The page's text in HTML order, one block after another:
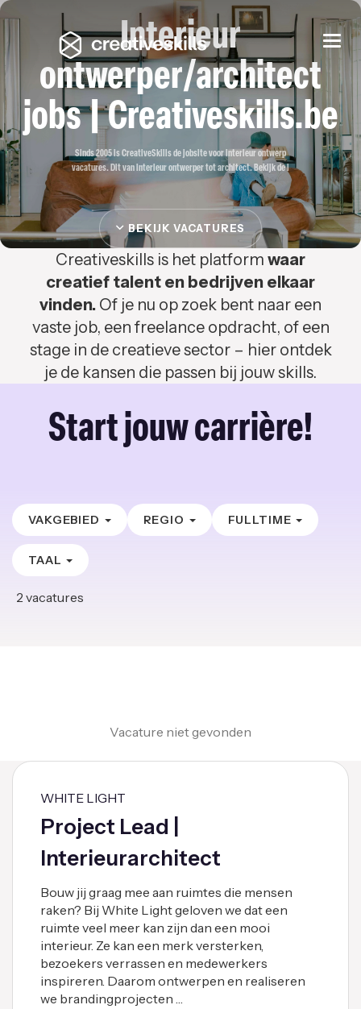
Interieur
ontwerper/architect
jobs | Creativeskills.be
Sinds 2005 is CreativeSkills de jobsite voor interieur ontwerp
vacatures. Dit van interieur ontwerper tot architect. Bekijk de i
BEKIJK VACATURES
Creativeskills is het platform waar
creatief talent en bedrijven elkaar
vinden. Of je nu op zoek bent naar een
vaste job, een freelance opdracht, of een
stage in de creatieve sector – hier ontdek
je de kansen die passen bij jouw skills.
Start jouw carrière!
VAKGEBIED REGIO FULLTIME
TAAL
2 vacatures
Vacature niet gevonden
WHITE LIGHT
Project Lead |
Interieurarchitect
Bouw jij graag mee aan ruimtes die mensen
raken? Bij White Light geloven we dat een
ruimte veel meer kan zijn dan een mooi
interieur. Ze kan een merk versterken,
bezoekers verrassen en medewerkers
inspireren. Daarom ontwerpen en realiseren
we brandingprojecten …